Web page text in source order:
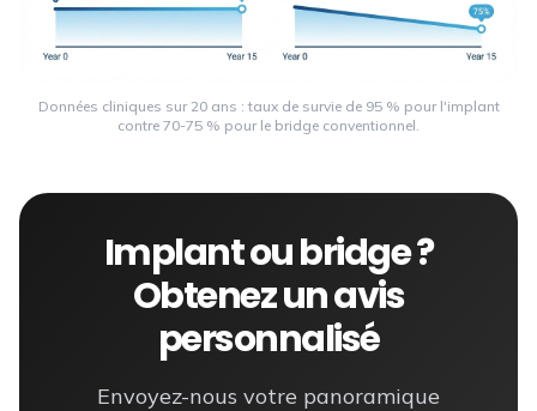
Données cliniques sur 20 ans : taux de survie de 95 % pour l'implant
contre 70-75 % pour le bridge conventionnel.
Implant ou bridge ?
Obtenez un avis
personnalisé
Envoyez-nous votre panoramique